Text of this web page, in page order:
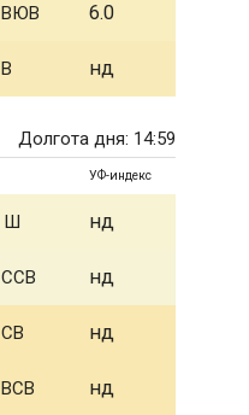
ВЮВ 6.0
В нд
Долгота дня: 14:59
УФ-индекс
Ш нд
ССВ нд
СВ нд
ВСВ нд